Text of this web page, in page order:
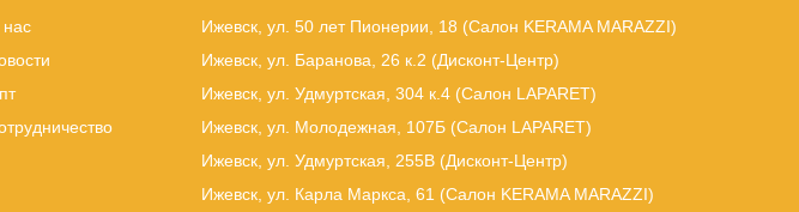
Ижевск, ул. 50 лет Пионерии, 18 (Салон KERAMA MARAZZI)
Ижевск, ул. Баранова, 26 к.2 (Дисконт-Центр)
Ижевск, ул. Удмуртская, 304 к.4 (Салон LAPARET)
Ижевск, ул. Молодежная, 107Б (Салон LAPARET)
Ижевск, ул. Удмуртская, 255В (Дисконт-Центр)
Ижевск, ул. Карла Маркса, 61 (Салон KERAMA MARAZZI)